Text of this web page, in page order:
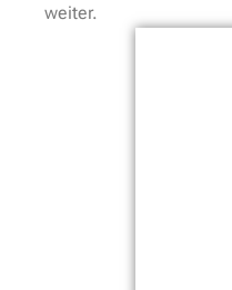
weiter.